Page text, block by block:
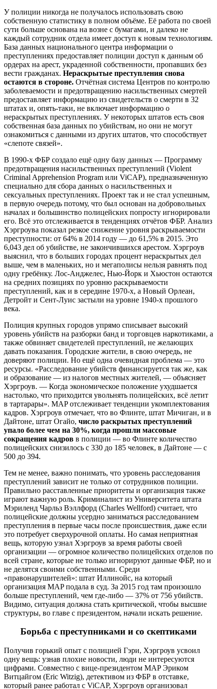
У полиции никогда не получалось использовать свою
собственную статистику в полном объёме. Её работа по своей
сути больше основана на возне с бумагами, и далеко не
каждый сотрудник отдела имеет доступ к новым технологиям.
База данных национального центра информации о
преступлениях предоставляет полиции доступ к данным об
ордерах на арест, украденной собственности, пропавших без
вести гражданах. Нераскрытые преступления снова
остаются в стороне. Отчётная система Центров по контролю
заболеваемости и предотвращению насильственных смертей
предоставляет информацию из свидетельств о смерти в 32
штатах и, опять-таки, не включает информацию о
нераскрытых преступлениях. У некоторых штатов есть своя
собственная база данных по убийствам, но они не могут
ознакомиться с данными из других штатов, что способствует
«слепоте связей».
В 1990-х ФБР создало ещё одну базу данных — Программу
предотвращения насильственных преступлений (Violent
Criminal Apprehension Program или ViCAP), предназначенную
специально для сбора данных о насильственных и
сексуальных преступлениях. Проект так и не стал успешным,
в первую очередь потому, что был основан на добровольных
началах и большинство полицейских попросту игнорировали
его. Всё это отслеживается в тенденциях отчётов ФБР. Анализ
Хэргроува показал резкое снижение уровня раскрываемости
преступности: от 64% в 2014 году — до 61,5% в 2015. Это
6,043 дел об убийстве, не закончившихся арестом. Хэргроув
выяснил, что в больших городах процент нераскрытых дел
выше, чем в маленьких, но и мегаполисы нельзя равнять под
одну гребёнку. Лос-Анджелес, Нью-Йорк и Хьюстон остаются
на средних позициях по уровню раскрываемости
преступлений, как и в середине 1970-х, а Новый Орлеан,
Детройт и Сент-Луис застыли на уровне 1940-х прошлого
века.
Полиция крупных городов упрямо списывает высокий
уровень убийств на разборки банд и торговцев наркотиками, а
также обвиняет свидетелей преступлений, не желающих
давать показания. Городские жители, в свою очередь, не
доверяют полиции. Но ещё одна очевидная проблема — это
ресурсы. «Расследование убийств финансируется так же, как
и образование — из налогов местных жителей, — объясняет
Хэргроув. — Когда экономическое положение ухудшается
настолько, что приходится увольнять полицейских, всё летит
в тартарары». MAP отслеживает тенденции укомплектования
кадров. Хэргроув отмечает, что во Флинте, штат Мичиган, и в
Дайтоне, штат Огайо, число раскрытых преступлений
упало более чем на 30%, когда прошли массовые
сокращения кадров в полиции — во Флинте количество
полицейских снизилось с 330 до 185 человек, в Дайтоне — с
500 до 394.
Тем не менее, важно понимать, что уровень расследования
преступлений зависит не только от сотрудников полиции.
Правильно расставленные приоритеты и организация также
играют важную роль. Криминалист из Университета штата
Мэриленд Чарльз Вэллфорд (Charles Wellford) считает, что
полицейские должны усердно заниматься расследованием
преступления в первые часы после происшествия, даже если
это потребует сверхурочной оплаты. Но самая неприятная
вещь, которую узнал Хэргроув за время работы своей
организации — огромное количество полицейских отделов по
всей стране, которые не только игнорируют данные ФБР, но и
не делятся своими собственными. Среди
«правонарушителей»: штат Иллинойс, на который
организация MAP подала в суд. За 2015 год там произошло
больше преступлений, чем где-либо — 37% от 756 убийств.
Видимо, ситуация должна стать критической, чтобы высшие
структуры, во главе с президентом, начали искать решение.
Борьба с преступниками и со скептиками
Получив горький опыт с полицией Гэри, Хэргроув усвоил
одну вещь: узнав плохие новости, люди не интересуются
цифрами. Совместно с вице-президентом MAP Эриком
Витцайгом (Eric Witzig), детективом из ФБР в отставке,
который ранее работал с ViCAP, Хэргроув организовал